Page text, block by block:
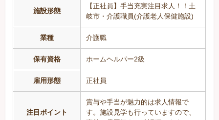
施設形態
【正社員】手当充実注目求人！！土
岐市・介護職員(介護老人保健施設)
業種 介護職
保有資格 ホームヘルパー2級
雇用形態 正社員
注目ポイント
賞与や手当が魅力的は求人情報で
す。施設見学も行っていますので、